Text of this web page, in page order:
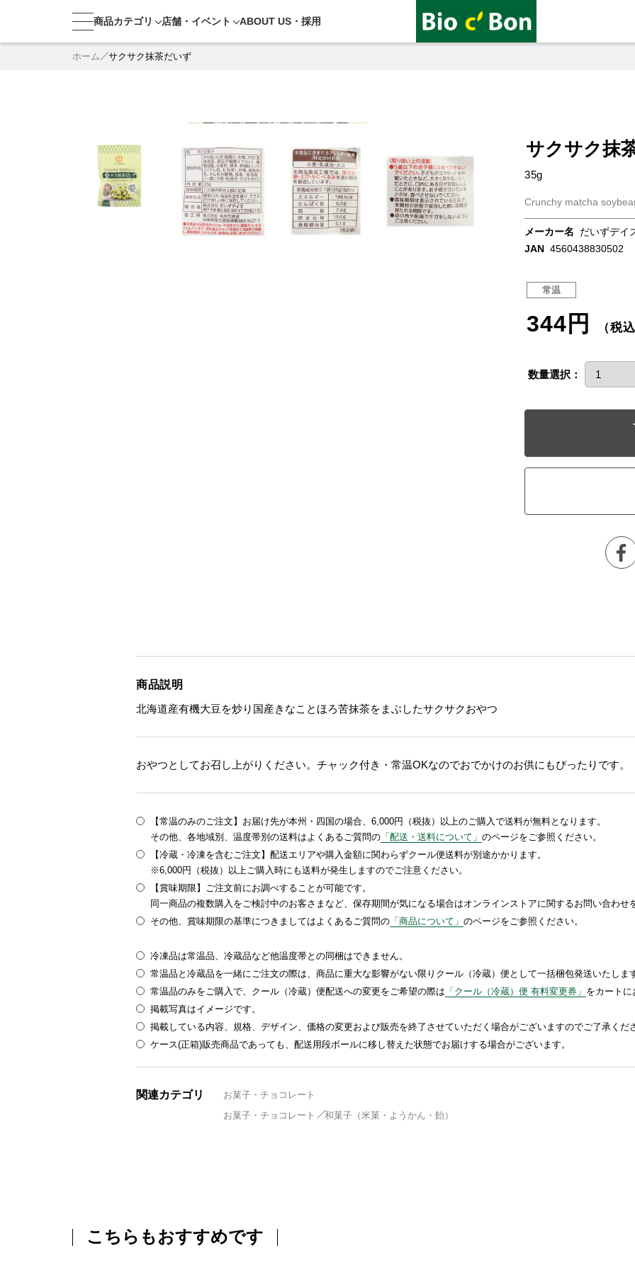
商品カテゴリ 店舗・ イベント ABOUT US・ 採用
ホーム サクサク抹茶だいず
サクサク抹
35g
Crunchy matcha
メーカー名
だいずデイ
JAN 4560438830502
常温
344円 （税込
数量選択：
商品説明
北海道産有機大豆を炒り国産きなことほろ苦抹茶をまぶしたサクサクおやつ
おやつとしてお召し上がりください。チャック付き・常温OKなのでおでかけのお供にもぴったりです。
【常温のみのご注文】お届け先が本州・四国の場合、6,000円（税抜）以上のご購入で送料が無料となります。
その他、各地域別、温度帯別の送料はよくあるご質問の 「配送・送料について」 のページをご参照ください。
【冷蔵・冷凍を含むご注文】配送エリアや購入金額に関わらずクール便送料が別途かかります。
※6,000円（税抜）以上ご購入時にも送料が発生しますのでご注意ください。
【賞味期限】ご注文前にお調べすることが可能です。
同一商品の複数購入をご検討中のお客さまなど、保存期間が気になる場合はオンラインストアに関するお問い合わせ
その他、賞味期限の基準につきましてはよくあるご質問の 「商品について」 のページをご参照ください。
冷凍品は常温品、冷蔵品など他温度帯との同梱はできません。
常温品と冷蔵品を一緒にご注文の際は、商品に重大な影響がない限りクール（冷蔵）便として一括梱包発送いたします
常温品のみをご購入で、クール（冷蔵）便配送への変更をご希望の際は 「クール（冷蔵）便 有料変更券」 をカートに
掲載写真はイメージです。
掲載している内容、規格、デザイン、価格の変更および販売を終了させていただく場合がございますのでご了承くだ
ケース(正箱)販売商品であっても、配送用段ボールに移し替えた状態でお届けする場合がございます。
関連カテゴリ
お菓子・チョコレート
お菓子・チョコレート
和菓子（米菓・ようかん・飴）
こちらもおすすめです